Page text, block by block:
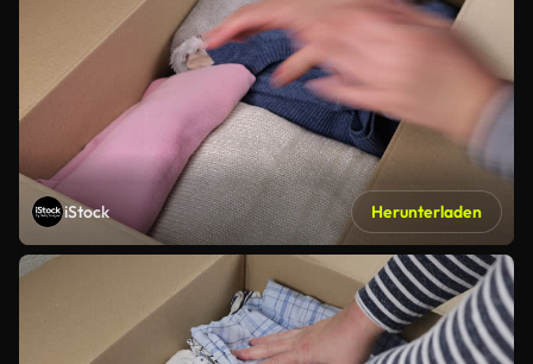
iStock Herunterladen